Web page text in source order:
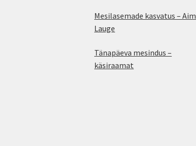
Mesilasemade kasvatus –
Lauge
Tänapäeva mesindus –
käsiraamat